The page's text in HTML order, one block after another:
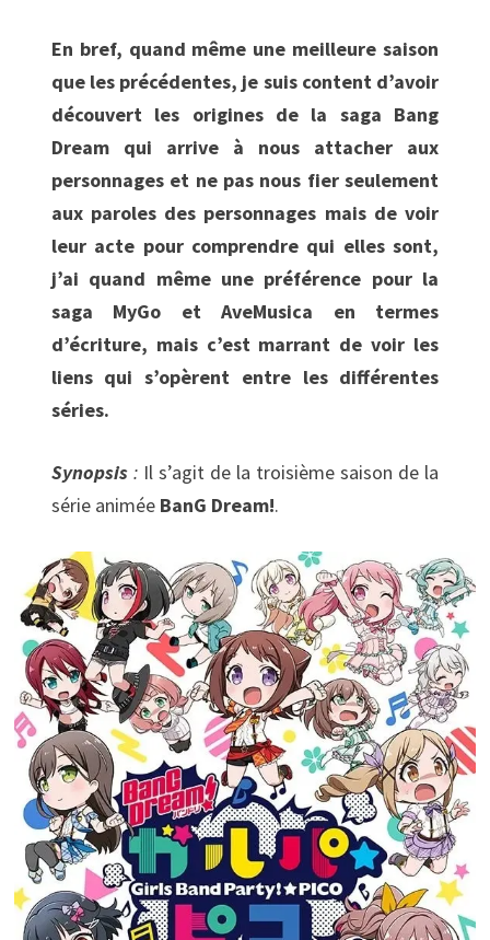
En bref, quand même une meilleure saison
que les précédentes, je suis content d’avoir
découvert les origines de la saga Bang
Dream qui arrive à nous attacher aux
personnages et ne pas nous fier seulement
aux paroles des personnages mais de voir
leur acte pour comprendre qui elles sont,
j’ai quand même une préférence pour la
saga MyGo et AveMusica en termes
d’écriture, mais c’est marrant de voir les
liens qui s’opèrent entre les différentes
séries.
Synopsis : Il s’agit de la troisième saison de la
série animée BanG Dream!.